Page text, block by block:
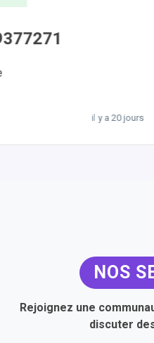
il y a 20 jours
NOS
Rejoignez une
discuter